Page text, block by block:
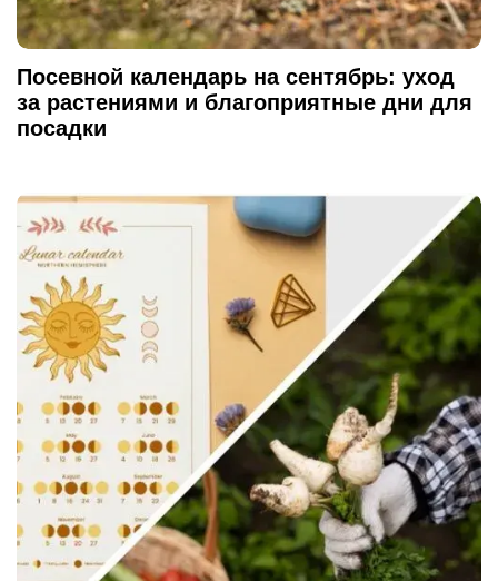
Посевной календарь на сентябрь: уход
за растениями и благоприятные дни для
посадки